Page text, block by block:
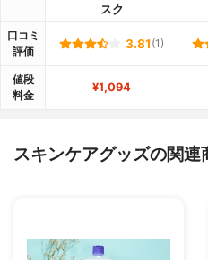
スク
口コミ
評価
3.81 (1)
値段
料金
¥1,094
スキンケアグッズの関連